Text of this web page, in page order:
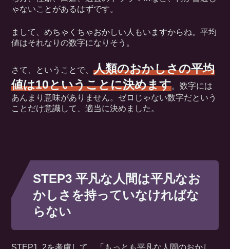
ゃないことがあるはずです。
まして、めちゃくちゃおかしい人もいますからね。平均
値はそれなりの数字になりそう。
さて、ということで、人類のおかしさの平均
値は10ということに決めます。数字には
あんまり意味がありません。ゼロじゃない数字だという
ことだけ意識して、適当に決めました。
STEP3 平凡な人間は平凡なお
かしさを持っていなければな
らない
STEP1, 2を考慮して、「もっとも平凡な人間のおかし